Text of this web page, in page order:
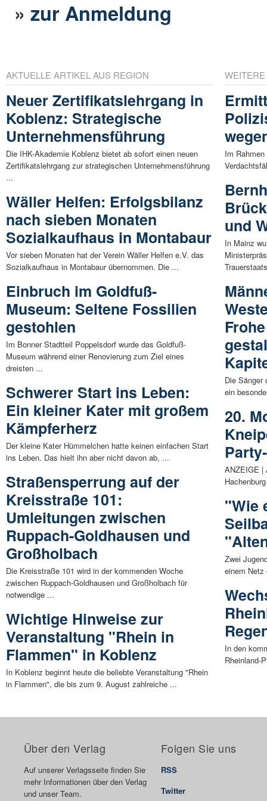
»zur Anmeldung
AKTUELLE ARTIKEL AUS REGION
Neuer Zertifikatslehrgang in
Koblenz: Strategische
Unternehmensführung
Die IHK-Akademie Koblenz bietet ab sofort einen neuen
Zertifikatslehrgang zur strategischen Unternehmensführung
...
Wäller Helfen: Erfolgsbilanz
nach sieben Monaten
Sozialkaufhaus in Montabaur
Vor sieben Monaten hat der Verein Wäller Helfen e.V. das
Sozialkaufhaus in Montabaur übernommen. Die ...
Einbruch im Goldfuß-
Museum: Seltene Fossilien
gestohlen
Im Bonner Stadtteil Poppelsdorf wurde das Goldfuß-
Museum während einer Renovierung zum Ziel eines
dreisten ...
Schwerer Start ins Leben:
Ein kleiner Kater mit großem
Kämpferherz
Der kleine Kater Hümmelchen hatte keinen einfachen Start
ins Leben. Das hielt ihn aber nicht davon ab, ...
Straßensperrung auf der
Kreisstraße 101:
Umleitungen zwischen
Ruppach-Goldhausen und
Großholbach
Die Kreisstraße 101 wird in der kommenden Woche
zwischen Ruppach-Goldhausen und Großholbach für
notwendige ...
Wichtige Hinweise zur
Veranstaltung "Rhein in
Flammen" in Koblenz
In Koblenz beginnt heute die beliebte Veranstaltung "Rhein
in Flammen", die bis zum 9. August zahlreiche ...
Im
und
In Mainz
Die Sänger
ein
20.
ANZEIGE |
"Wie
Zwei
einem
In den
Rheinland-
Über den Verlag
Auf unserer Verlagsseite finden Sie
mehr Informationen über den Verlag
und unser Team.
Folgen Sie uns
RSS
Twitter